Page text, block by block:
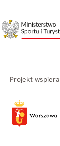
Projekt wspiera